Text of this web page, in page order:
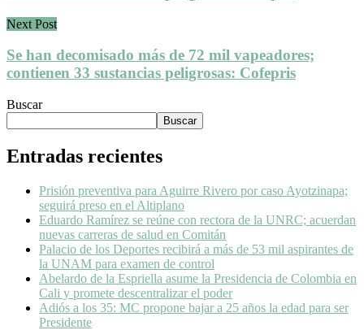
Next Post
Se han decomisado más de 72 mil vapeadores;
contienen 33 sustancias peligrosas: Cofepris
Buscar
Buscar
Entradas recientes
Prisión preventiva para Aguirre Rivero por caso Ayotzinapa;
seguirá preso en el Altiplano
Eduardo Ramírez se reúne con rectora de la UNRC; acuerdan
nuevas carreras de salud en Comitán
Palacio de los Deportes recibirá a más de 53 mil aspirantes de
la UNAM para examen de control
Abelardo de la Espriella asume la Presidencia de Colombia en
Cali y promete descentralizar el poder
Adiós a los 35: MC propone bajar a 25 años la edad para ser
Presidente